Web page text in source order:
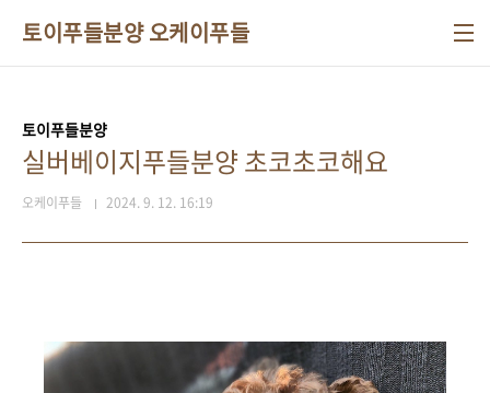
토이푸들분양 오케이푸들
토이푸들분양
실버베이지푸들분양 초코초코해요
오케이푸들 2024. 9. 12. 16:19